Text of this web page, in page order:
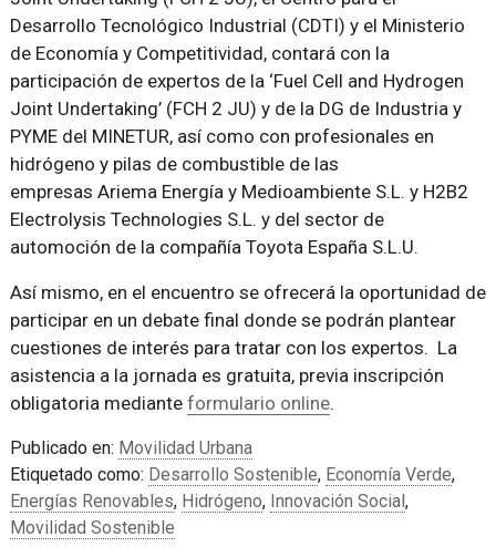
Desarrollo Tecnológico Industrial (CDTI) y el Ministerio
de Economía y Competitividad, contará con la
participación de expertos de la ‘Fuel Cell and Hydrogen
Joint Undertaking’ (FCH 2 JU) y de la DG de Industria y
PYME del MINETUR, así como con profesionales en
hidrógeno y pilas de combustible de las
empresas Ariema Energía y Medioambiente S.L. y H2B2
Electrolysis Technologies S.L. y del sector de
automoción de la compañía Toyota España S.L.U.
Así mismo, en el encuentro se ofrecerá la oportunidad de
participar en un debate final donde se podrán plantear
cuestiones de interés para tratar con los expertos. La
asistencia a la jornada es gratuita, previa inscripción
obligatoria mediante formulario online.
Publicado en: Movilidad Urbana
Etiquetado como: Desarrollo Sostenible, Economía Verde,
Energías Renovables, Hidrógeno, Innovación Social ,
Movilidad Sostenible